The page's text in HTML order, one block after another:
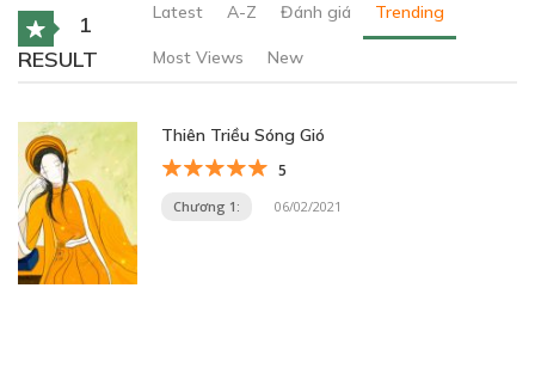
1
RESULT
Latest A-Z Đánh giá Trending
Most Views New
Thiên Triều Sóng Gió
5
Chương 1: 06/02/2021